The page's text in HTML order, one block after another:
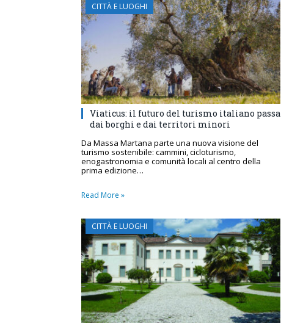
CITTÀ E LUOGHI
Viaticus: il futuro del turismo italiano passa
dai borghi e dai territori minori
Da Massa Martana parte una nuova visione del
turismo sostenibile: cammini, cicloturismo,
enogastronomia e comunità locali al centro della
prima edizione…
Read More »
CITTÀ E LUOGHI